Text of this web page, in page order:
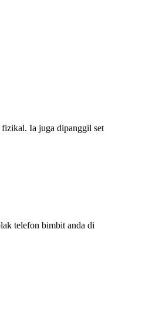
fizikal. Ia juga dipanggil set
telefon bimbit anda di